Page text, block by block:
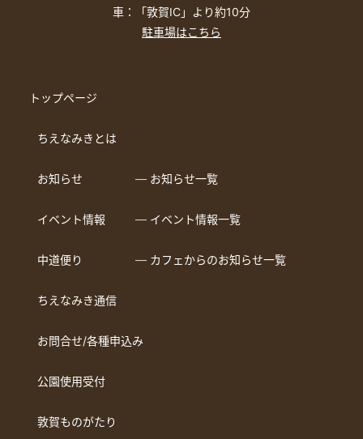
車：「敦賀IC」より約10分
駐車場はこちら
トップページ
ちえなみきとは
お知らせ ― お知らせ一覧
イベント情報 ― イベント情報一覧
中道便り ― カフェからのお知らせ一覧
ちえなみき通信
お問合せ/各種申込み
公園使用受付
敦賀ものがたり